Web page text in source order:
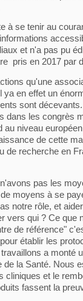
à se tenir au
et n'a pas pu
pris en 2017 par
qu'une
en effet un
sont
dans les congrès
niveau
de cette
de recherche en
pas les
moyens à se
notre rôle, et
vers qui ? Ce que
de référence"
établir les
a monté
la Santé. Nous
cliniques et le
fassent la